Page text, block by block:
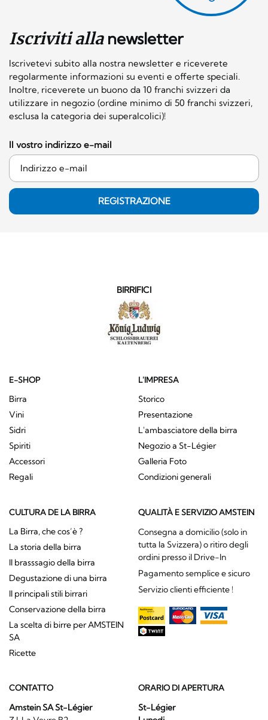
Iscriviti allanewsletter
Iscrivetevi subito alla nostra newsletter e riceverete
regolarmente informazioni su eventi e offerte speciali.
Inoltre, riceverete un buono da 10 franchi svizzeri da
utilizzare in negozio (ordine minimo di 50 franchi svizzeri,
esclusa la categoria dei superalcolici)!
Il vostro indirizzo e-mail
REGISTRAZIONE
BIRRIFICI
E-SHOP
Birra
Vini
Sidri
Spiriti
Accessori
Regali
L'IMPRESA
Storico
Presentazione
L'ambasciatore della birra
Negozio a St-Légier
Galleria Foto
Condizioni generali
CULTURA DE LA BIRRA
La Birra, che cos’è ?
La storia della birra
Il brasssagio della birra
Degustazione di una birra
Il principali stili birrari
Conservazione della birra
La scelta di birre per AMSTEIN
SA
Ricette
QUALITÀ E SERVIZIO AMSTEIN
Consegna a domicilio (solo in
tutta la Svizzera) o ritiro degli
ordini presso il Drive-In
Pagamento semplice e sicuro
Servizio clienti efficiente !
CONTATTO
Amstein SA St-Légier
ORARIO DI APERTURA
St-Légier